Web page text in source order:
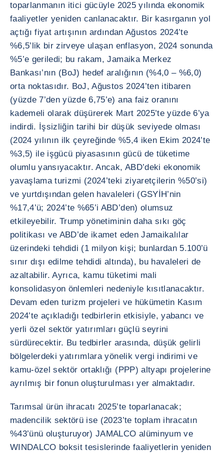
toparlanmanın itici gücüyle 2025 yılında ekonomik
faaliyetler yeniden canlanacaktır. Bir kasırganın yol
açtığı fiyat artışının ardından Ağustos 2024’te
%6,5’lik bir zirveye ulaşan enflasyon, 2024 sonunda
%5’e geriledi; bu rakam, Jamaika Merkez
Bankası’nın (BoJ) hedef aralığının (%4,0 – %6,0)
orta noktasıdır. BoJ, Ağustos 2024’ten itibaren
(yüzde 7’den yüzde 6,75’e) ana faiz oranını
kademeli olarak düşürerek Mart 2025’te yüzde 6’ya
indirdi. İşsizliğin tarihi bir düşük seviyede olması
(2024 yılının ilk çeyreğinde %5,4 iken Ekim 2024’te
%3,5) ile işgücü piyasasının gücü de tüketime
olumlu yansıyacaktır. Ancak, ABD’deki ekonomik
yavaşlama turizmi (2024’teki ziyaretçilerin %50’si)
ve yurtdışından gelen havaleleri (GSYİH’nin
%17,4’ü; 2024’te %65’i ABD’den) olumsuz
etkileyebilir. Trump yönetiminin daha sıkı göç
politikası ve ABD’de ikamet eden Jamaikalılar
üzerindeki tehdidi (1 milyon kişi; bunlardan 5.100’ü
sınır dışı edilme tehdidi altında), bu havaleleri de
azaltabilir. Ayrıca, kamu tüketimi mali
konsolidasyon önlemleri nedeniyle kısıtlanacaktır.
Devam eden turizm projeleri ve hükümetin Kasım
2024’te açıkladığı tedbirlerin etkisiyle, yabancı ve
yerli özel sektör yatırımları güçlü seyrini
sürdürecektir. Bu tedbirler arasında, düşük gelirli
bölgelerdeki yatırımlara yönelik vergi indirimi ve
kamu-özel sektör ortaklığı (PPP) altyapı projelerine
ayrılmış bir fonun oluşturulması yer almaktadır.
Tarımsal ürün ihracatı 2025’te toparlanacak;
madencilik sektörü ise (2023’te toplam ihracatın
%43’ünü oluşturuyor) JAMALCO alüminyum ve
WINDALCO boksit tesislerinde faaliyetlerin yeniden